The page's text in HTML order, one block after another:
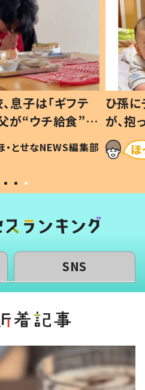
息子は「ギフテ
が“ウチ給食”を
とは #令和の親
・とせなNEWS編集部
ひ孫
が、
「涙が
い」
SNS